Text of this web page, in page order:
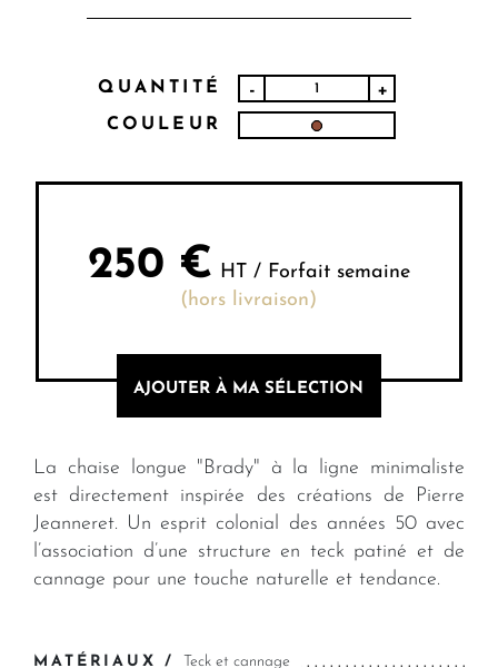
QUANTITÉ - +
COULEUR
250 € HT / Forfait semaine
(hors livraison)
AJOUTER À MA SÉLECTION
La chaise longue "Brady" à la ligne minimaliste
est directement inspirée des créations de Pierre
Jeanneret. Un esprit colonial des années 50 avec
l’association d’une structure en teck patiné et de
cannage pour une touche naturelle et tendance.
MATÉRIAUX / Teck et cannage